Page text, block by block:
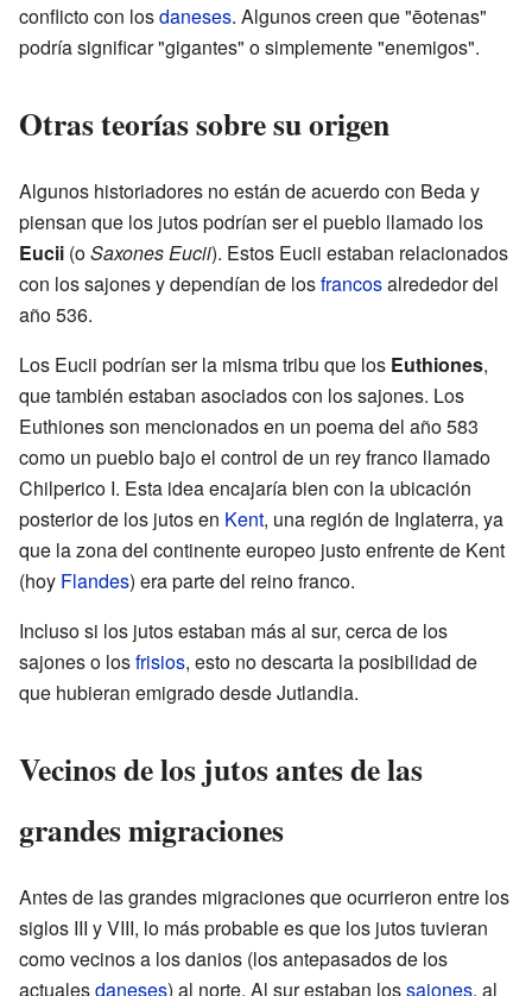
conflicto con losdaneses. Algunos creen que "ēotenas"
podría significar "gigantes" o simplemente "enemigos".
Otras teorías sobre su origen
Algunos historiadores no están de acuerdo con Beda y
piensan que los jutos podrían ser el pueblo llamado los
Eucii (oSaxones Eucii). Estos Eucii estaban relacionados
con los sajones y dependían de losfrancosalrededor del
año 536.
Los Eucii podrían ser la misma tribu que los Euthiones,
que también estaban asociados con los sajones. Los
Euthiones son mencionados en un poema del año 583
como un pueblo bajo el control de un rey franco llamado
Chilperico I. Esta idea encajaría bien con la ubicación
posterior de los jutos en Kent, una región de Inglaterra, ya
que la zona del continente europeo justo enfrente de Kent
(hoy Flandes) era parte del reino franco.
Incluso si los jutos estaban más al sur, cerca de los
sajones o losfrisios, esto no descarta la posibilidad de
que hubieran emigrado desde Jutlandia.
Vecinos de los jutos antes de las
grandes migraciones
Antes de las grandes migraciones que ocurrieron entre los
siglos III y VIII, lo más probable es que los jutos tuvieran
como vecinos a los danios (los antepasados de los
actualesdaneses) al norte. Al sur estaban lossajones, al